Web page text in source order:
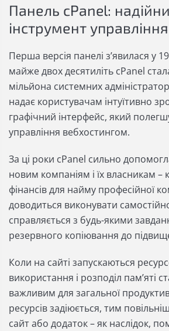
Панель cPanel:
інструмент
Перша версія панелі з’явилася у
майже двох десятиліть cPanel
мільйона системних
надає користувачам інтуїтивно
графічний інтерфейс, який
управління вебхостингом.
За ці роки cPanel сильно
новим компаніям і їх власникам –
фінансів для найму професійної
доводиться виконувати
справляється з будь-якими
резервного копіювання до
Коли на сайті запускаються
використання і розподіл пам’яті
важливим для загальної
ресурсів задіюється, тим
сайт або додаток – як наслідок,